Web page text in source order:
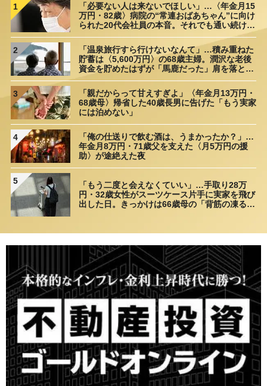
1
「必要ない人は来ないでほしい」…〈年金月15
万円・82歳〉病院の“常連おばあちゃん”に向け
られた20代会社員の本音。それでも通い続ける
2
「温泉旅行すら行けないなんて」…積み重ねた
貯蓄は〈5,600万円〉の68歳主婦。潤沢な老後
資金を貯めたはずが「馬鹿だった」肩を落とす
3
「親だからって甘えすぎよ」〈年金月13万円・
68歳母〉帰省した40歳長男に告げた「もう実家
には泊めない」
4
「俺の仕送りで飲む酒は、うまかったか？」…
年金月8万円・71歳父を支えた〈月5万円の援
助〉が途絶えた夜
5
「もう二度と会えなくていい」…手取り28万
円・32歳女性がスーツケース片手に実家を飛び
出した日。きっかけは66歳母の「背筋の凍る一